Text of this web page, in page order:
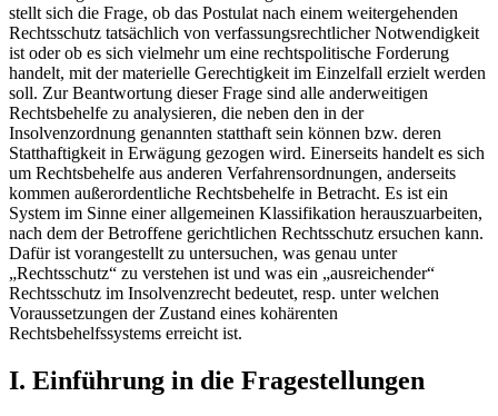
stellt sich die Frage, ob das Postulat nach einem weitergehenden
Rechtsschutz tatsächlich von verfassungsrechtlicher Notwendigkeit
ist oder ob es sich vielmehr um eine rechtspolitische Forderung
handelt, mit der materielle Gerechtigkeit im Einzelfall erzielt werden
soll. Zur Beantwortung dieser Frage sind alle anderweitigen
Rechtsbehelfe zu analysieren, die neben den in der
Insolvenzordnung genannten statthaft sein können bzw. deren
Statthaftigkeit in Erwägung gezogen wird. Einerseits handelt es sich
um Rechtsbehelfe aus anderen Verfahrensordnungen, anderseits
kommen außerordentliche Rechtsbehelfe in Betracht. Es ist ein
System im Sinne einer allgemeinen Klassifikation herauszuarbeiten,
nach dem der Betroffene gerichtlichen Rechtsschutz ersuchen kann.
Dafür ist vorangestellt zu untersuchen, was genau unter
„Rechtsschutz“ zu verstehen ist und was ein „ausreichender“
Rechtsschutz im Insolvenzrecht bedeutet, resp. unter welchen
Voraussetzungen der Zustand eines kohärenten
Rechtsbehelfssystems erreicht ist.
I. Einführung in die Fragestellungen